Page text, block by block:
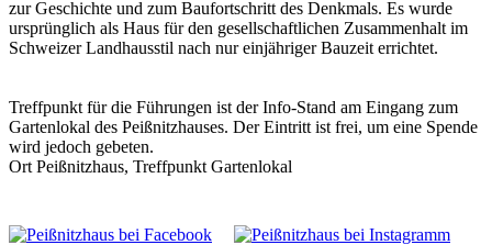
zur Geschichte und zum Baufortschritt des Denkmals. Es wurde
ursprünglich als Haus für den gesellschaftlichen Zusammenhalt im
Schweizer Landhausstil nach nur einjähriger Bauzeit errichtet.
Treffpunkt für die Führungen ist der Info-Stand am Eingang zum
Gartenlokal des Peißnitzhauses. Der Eintritt ist frei, um eine Spende
wird jedoch gebeten.
Ort Peißnitzhaus, Treffpunkt Gartenlokal